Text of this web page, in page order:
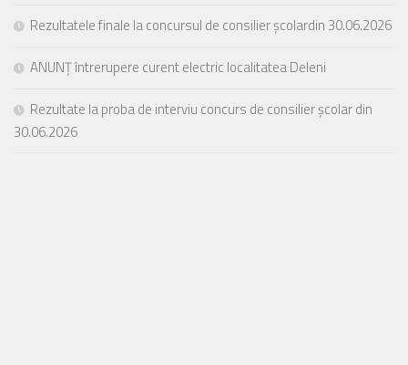
Rezultatele finale la concursul de consilier școlardin 30.06.2026
ANUNȚ întrerupere curent electric localitatea Deleni
Rezultate la proba de interviu concurs de consilier școlar din
30.06.2026